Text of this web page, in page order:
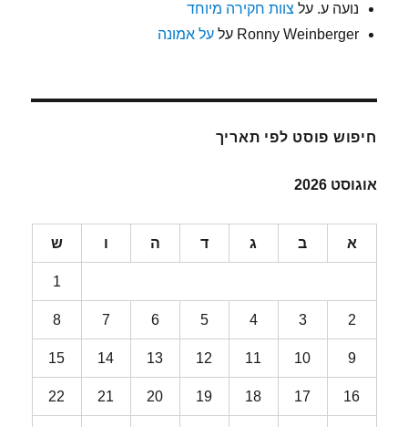
נועה ע. על צוות חקירה מיוחד
Ronny Weinberger עלעל אמונה
חיפוש פוסט לפי תאריך
אוגוסט 2026
א ב ג ד ה ו ש
1
2
3
4
5
6
7
8
9
10
11
12
13
14
15
16
17
18
19
20
21
22